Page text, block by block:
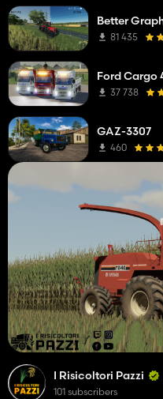
I Risicoltori Pazzi
101 subscribers
Better
81 435
Ford Cargo
37 738
GAZ-3307
460